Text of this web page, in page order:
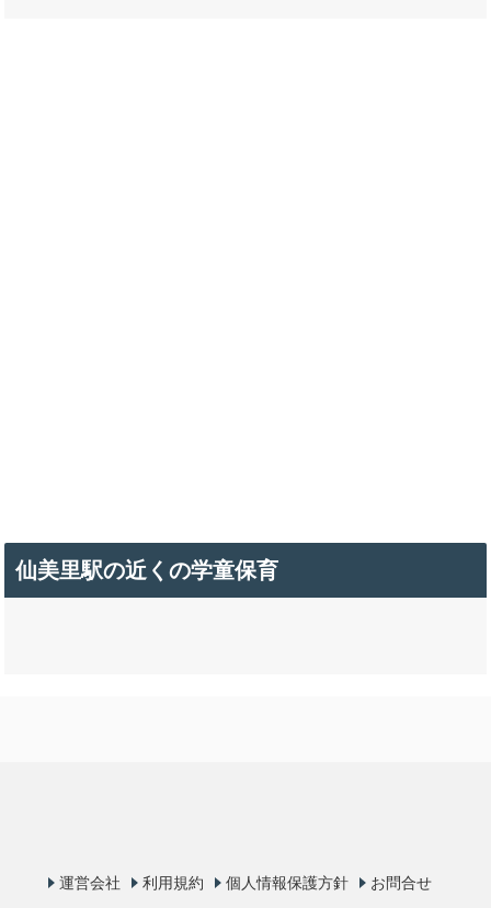
仙美里駅の近くの学童保育
運営会社 利用規約 個人情報保護方針 お問合せ